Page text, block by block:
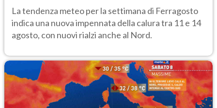
temporale
La tendenza meteo per la settimana di Ferragosto
indica una nuova impennata della calura tra 11 e 14
agosto, con nuovi rialzi anche al Nord.